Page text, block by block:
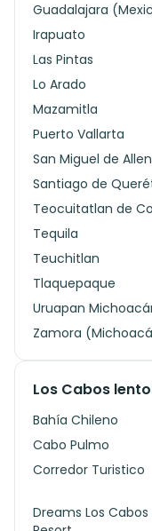
Guadalajara
Irapuato
Las Pintas
Lo Arado
Mazamitla
Puerto Vallarta
San Miguel de
Santiago de
Teocuitatlan de
Tequila
Teuchitlan
Tlaquepaque
Uruapan
Zamora
Los Cabos
Bahía Chileno
Cabo Pulmo
Corredor Turistico
Dreams Los Cabos